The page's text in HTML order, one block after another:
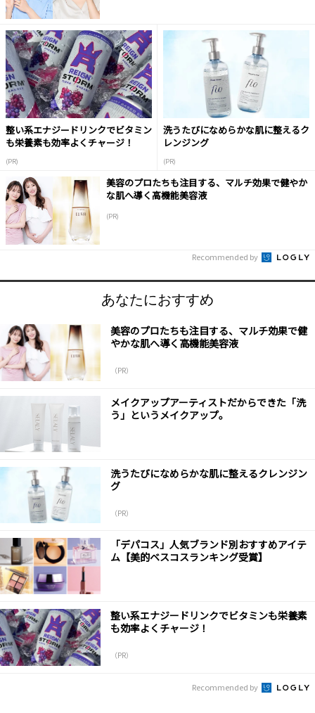
整い系エナジードリンクでビタミン
も栄養素も効率よくチャージ！
(PR)
洗うたびになめらかな肌に整えるク
レンジング
(PR)
美容のプロたちも注目する、マルチ効果で健やか
な肌へ導く高機能美容液
(PR)
Recommended by
あなたにおすすめ
美容のプロたちも注目する、マルチ効果で健
やかな肌へ導く高機能美容液
（PR）
メイクアップアーティストだからできた「洗
う」というメイクアップ。
洗うたびになめらかな肌に整えるクレンジン
グ
（PR）
「デパコス」人気ブランド別おすすめアイテ
ム【美的ベスコスランキング受賞】
整い系エナジードリンクでビタミンも栄養素
も効率よくチャージ！
（PR）
Recommended by